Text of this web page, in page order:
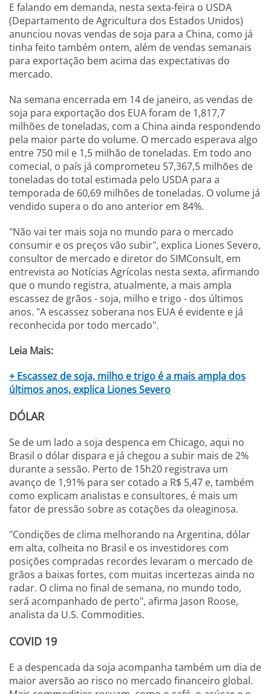
E falando em demanda, nesta sexta-feira o USDA
(Departamento de Agricultura dos Estados Unidos)
anunciou novas vendas de soja para a China, como já
tinha feito também ontem, além de vendas semanais
para exportação bem acima das expectativas do
mercado.
Na semana encerrada em 14 de janeiro, as vendas de
soja para exportação dos EUA foram de 1,817,7
milhões de toneladas, com a China ainda respondendo
pela maior parte do volume. O mercado esperava algo
entre 750 mil e 1,5 milhão de toneladas. Em todo ano
comecial, o país já comprometeu 57,367,5 milhões de
toneladas do total estimada pelo USDA para a
temporada de 60,69 milhões de toneladas. O volume já
vendido supera o do ano anterior em 84%.
"Não vai ter mais soja no mundo para o mercado
consumir e os preços vão subir", explica Liones Severo,
consultor de mercado e diretor do SIMConsult, em
entrevista ao Notícias Agrícolas nesta sexta, afirmando
que o mundo registra, atualmente, a mais ampla
escassez de grãos - soja, milho e trigo - dos últimos
anos. "A escassez soberana nos EUA é evidente e já
reconhecida por todo mercado".
Leia Mais:
+ Escassez de soja, milho e trigo é a mais ampla dos
últimos anos, explica Liones Severo
DÓLAR
Se de um lado a soja despenca em Chicago, aqui no
Brasil o dólar dispara e já chegou a subir mais de 2%
durante a sessão. Perto de 15h20 registrava um
avanço de 1,91% para ser cotado a R$ 5,47 e, também
como explicam analistas e consultores, é mais um
fator de pressão sobre as cotações da oleaginosa.
"Condições de clima melhorando na Argentina, dólar
em alta, colheita no Brasil e os investidores com
posições compradas recordes levaram o mercado de
grãos a baixas fortes, com muitas incertezas ainda no
radar. O clima no final de semana, no mundo todo,
será acompanhado de perto", afirma Jason Roose,
analista da U.S. Commodities.
COVID 19
E a despencada da soja acompanha também um dia de
maior aversão ao risco no mercado financeiro global.